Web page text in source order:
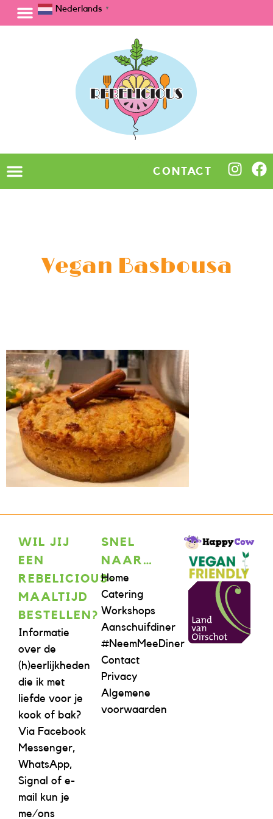
Nederlands ▼
CONTACT
Vegan Basbousa
WIL JIJ
EEN
REBELICIOUS-
MAALTIJD
BESTELLEN?
Informatie
over de
(h)eerlijkheden
die ik met
liefde voor je
kook of bak?
Via Facebook
Messenger,
WhatsApp,
Signal of e-
mail kun je
me/ons
SNEL
NAAR…
Home
Catering
Workshops
Aanschuifdiner
#NeemMeeDiner
Contact
Privacy
Algemene
voorwaarden